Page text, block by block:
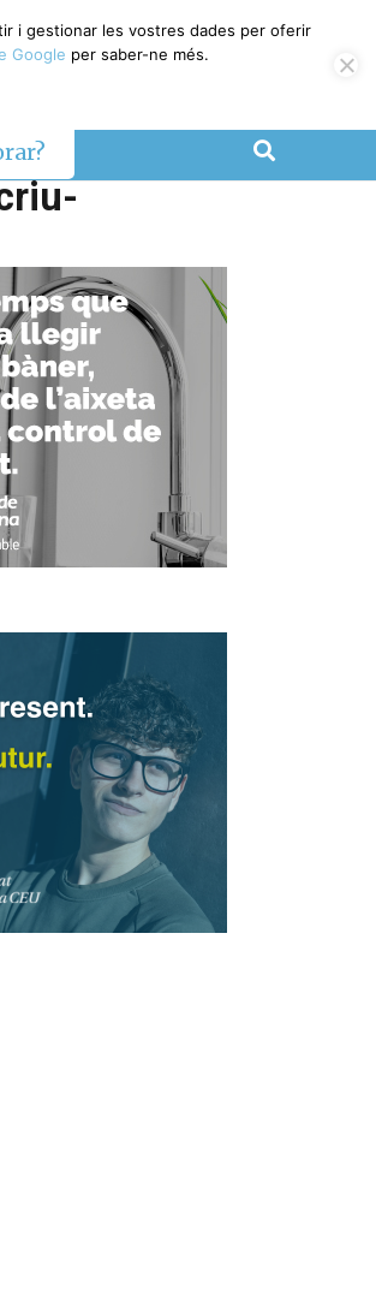
i gestionar les vostres dades per oferir
Google per saber-ne més.